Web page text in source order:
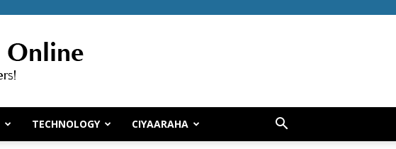
TECHNOLOGY CIYAARAHA